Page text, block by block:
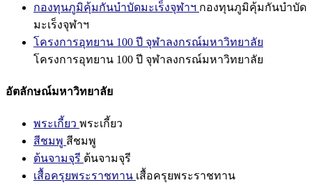
กองทุนภูมิคุ้มกันบำบัดมะเร็งจุฬาฯ กองทุนภูมิคุ้มกันบำบัด
มะเร็งจุฬาฯ
โครงการอุทยาน 100 ปี จุฬาลงกรณ์มหาวิทยาลัย
โครงการอุทยาน 100 ปี จุฬาลงกรณ์มหาวิทยาลัย
อัตลักษณ์มหาวิทยาลัย
พระเกี้ยว พระเกี้ยว
สีชมพู สีชมพู
ต้นจามจุรี ต้นจามจุรี
เสื้อครุยพระราชทาน เสื้อครุยพระราชทาน